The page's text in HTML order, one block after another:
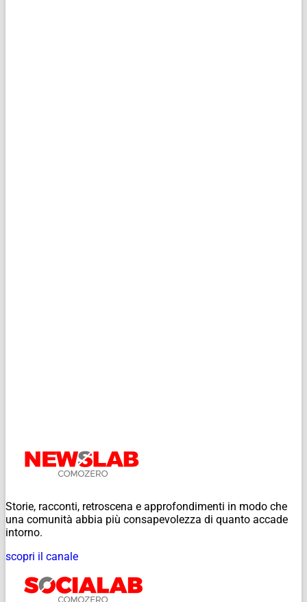
Storie, racconti, retroscena e approfondimenti in modo che
una comunità abbia più consapevolezza di quanto accade
intorno.
scopri il canale